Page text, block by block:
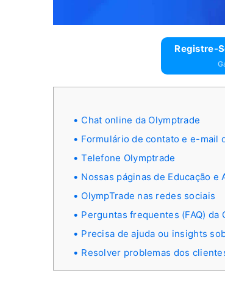
Registre-
Chat online da Olymptrade
Formulário de contato e e-mail
Telefone Olymptrade
Nossas páginas de Educação e
OlympTrade nas redes sociais
Perguntas frequentes (FAQ) da
Precisa de ajuda ou insights
Resolver problemas dos